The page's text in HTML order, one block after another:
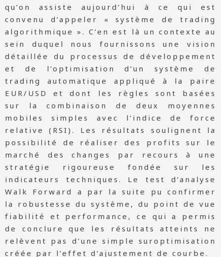
qu’on assiste aujourd’hui à ce qui est
convenu d’appeler « système de trading
algorithmique ». C’en est là un contexte au
sein duquel nous fournissons une vision
détaillée du processus de développement
et de l’optimisation d’un système de
trading automatique appliqué à la paire
EUR/USD et dont les règles sont basées
sur la combinaison de deux moyennes
mobiles simples avec l’indice de force
relative (RSI). Les résultats soulignent la
possibilité de réaliser des profits sur le
marché des changes par recours à une
stratégie rigoureuse fondée sur les
indicateurs techniques. Le test d’analyse
Walk Forward a par la suite pu confirmer
la robustesse du système, du point de vue
fiabilité et performance, ce qui a permis
de conclure que les résultats atteints ne
relèvent pas d’une simple suroptimisation
créée par l’effet d’ajustement de courbe.